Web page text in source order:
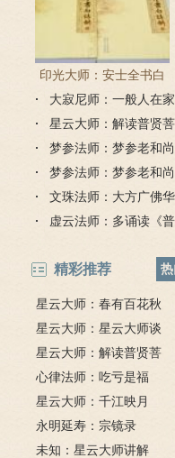
印光大师：安士全书白
话解
大寂尼师：一般人在
吗？
星云大师：解读普贤
品全文）
梦参法师：梦参老和
梦参法师：梦参老和
文珠法师：大方广佛
虚云法师：多诵读《
精彩推荐 热
星云大师：春有百花秋
有月，夏有凉风冬有雪；
若无闲事挂心头，便是人
间好时节。
星云大师：星云大师谈
《心经》
星云大师：解读普贤菩
萨十大愿王（附普贤行愿
品全文）
心律法师：吃亏是福
星云大师：千江映月
永明延寿：宗镜录
未知：星云大师讲解